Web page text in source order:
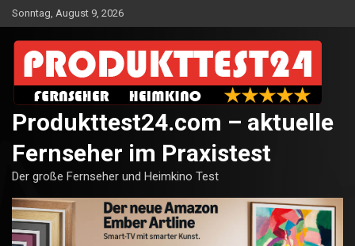
Skip
to
content
Sonntag, August 9, 2026
Produkttest24.com – aktuelle
Fernseher im Praxistest
Der große Fernseher und Heimkino Test